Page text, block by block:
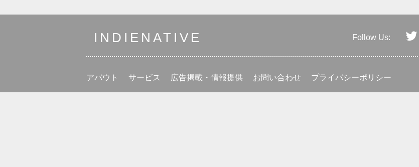
INDIENATIVE Follow Us:
アバウト サービス 広告掲載・情報提供 お問い合わせ プライバシーポリシー